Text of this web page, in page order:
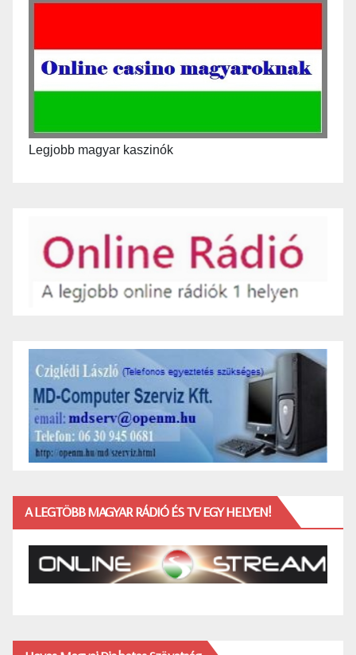
Legjobb magyar kaszinók
A LEGTÖBB MAGYAR RÁDIÓ ÉS TV EGY HELYEN!